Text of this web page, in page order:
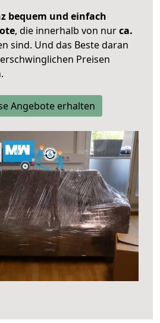
bequem und einfach
, die innerhalb von nurca.
sind. Und das Beste daran
Preisen
Angebote erhalten